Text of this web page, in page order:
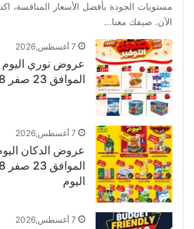
مستويات الجودة بأفضل الأسعار المنافسة،
الآن. صيفك معنا…
7 أغسطس,2026
الموافق 23 صفر 1448 جمعة التوفير
7 أغسطس,2026
اليوم
7 أغسطس,2026